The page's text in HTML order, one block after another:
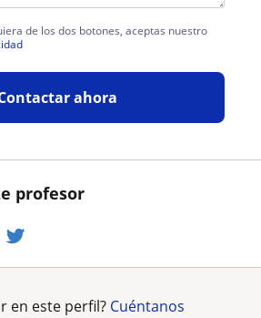
profesor
de los dos botones, aceptas nuestro
ahora
en este perfil? Cuéntanos